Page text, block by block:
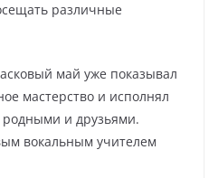
различные
май уже показывал
мастерство и исполнял
и друзьями.
вокальным учителем